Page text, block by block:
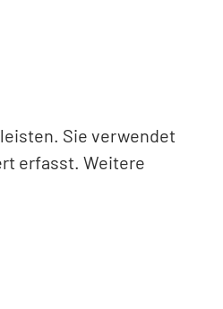
Sie verwendet
erfasst. Weitere